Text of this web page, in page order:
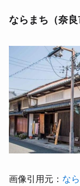
ならまち（奈良
画像引用元： な